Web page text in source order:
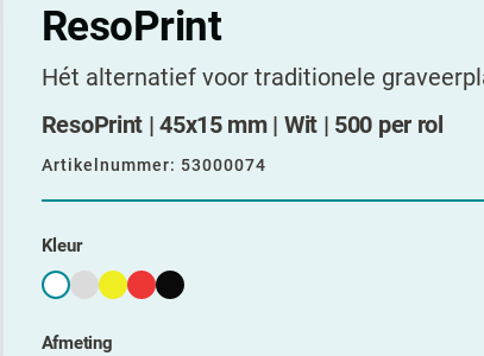
ResoPrint
Hét alternatief voor traditionele
ResoPrint | 45x15 mm | Wit | 500 per rol
Artikelnummer: 53000074
Kleur
Afmeting